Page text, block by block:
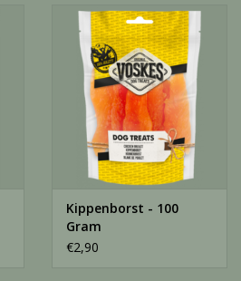
Kippenborst - 100
Gram
€2,90